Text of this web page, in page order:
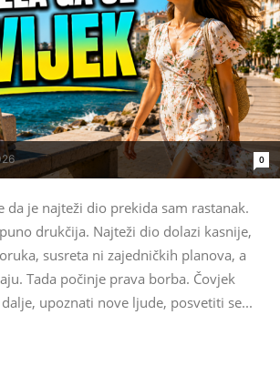
0
da je najteži dio prekida sam rastanak.
drukčija. Najteži dio dolazi kasnije,
susreta ni zajedničkih planova, a
Tada počinje prava borba. Čovjek
upoznati nove ljude, posvetiti se...